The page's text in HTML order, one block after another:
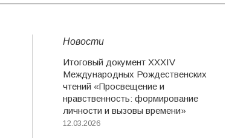
Новости
Итоговый документ XXХIV
Международных Рождественских
чтений «Просвещение и
нравственность: формирование
личности и вызовы времени»
12.03.2026